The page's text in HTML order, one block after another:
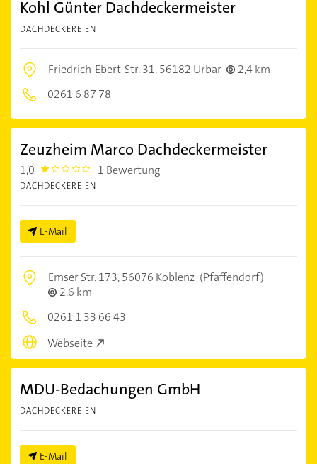
Kohl Günter Dachdeckermeister
DACHDECKEREIEN
Friedrich-Ebert-Str. 31,56182 Urbar
2,4 km
0261 6 87 78
Zeuzheim Marco Dachdeckermeister
1,0 1.0 1 Bewertung
DACHDECKEREIEN
E-Mail
Emser Str. 173,56076 Koblenz (Pfaffendorf)
2,6 km
0261 1 33 66 43
Webseite
MDU-Bedachungen GmbH
DACHDECKEREIEN
E-Mail